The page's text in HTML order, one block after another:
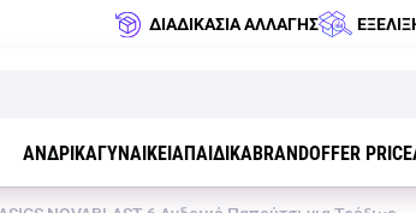
ΔΙΑΔΙΚΑΣΙΑ ΑΛΛΑΓΗΣ
ΑΝΔΡΙΚΑΓΥΝΑΙΚΕΙΑΠΑΙΔΙΚΑBRANDOFFER PRICE